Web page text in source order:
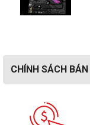
CHÍNH SÁCH